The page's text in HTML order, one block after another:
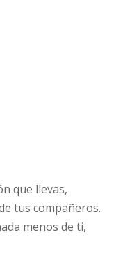
que llevas,
tus compañeros.
menos de ti,